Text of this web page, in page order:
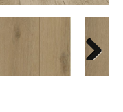
Next
Next